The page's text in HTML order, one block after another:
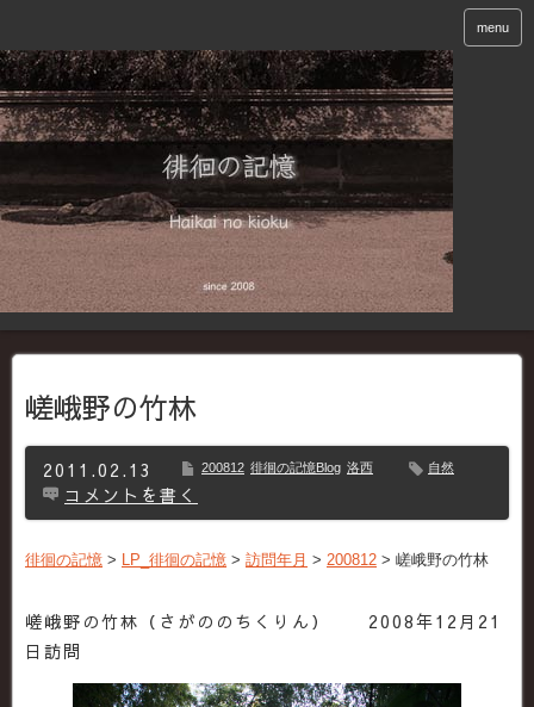
menu
嵯峨野の竹林
2011.02.13 200812 徘徊の記憶Blog 洛西 自然
コメントを書く
徘徊の記憶 > LP_徘徊の記憶 > 訪問年月 > 200812 > 嵯峨野の竹林
嵯峨野の竹林（さがののちくりん） 2008年12月21
日訪問